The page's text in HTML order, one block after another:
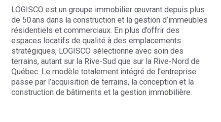
LOGISCO est un groupe immobilier œuvrant depuis plus
de 50 ans dans la construction et la gestion d’immeubles
résidentiels et commerciaux. En plus d’offrir des
espaces locatifs de qualité à des emplacements
stratégiques, LOGISCO sélectionne avec soin des
terrains, autant sur la Rive-Sud que sur la Rive-Nord de
Québec. Le modèle totalement intégré de l’entreprise
passe par l’acquisition de terrains, la conception et la
construction de bâtiments et la gestion immobilière.